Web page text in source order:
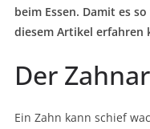
beim Essen. Damit es
diesem Artikel erfahren
Der
Ein Zahn kann schief